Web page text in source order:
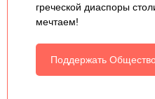
греческой диаспоры
мечтаем!
Поддержать